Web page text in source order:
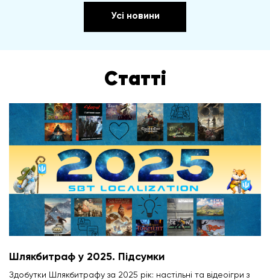
Усі новини
Статті
Шлякбитраф у 2025. Підсумки
Здобутки Шлякбитрафу за 2025 рік: настільні та відеоігри з